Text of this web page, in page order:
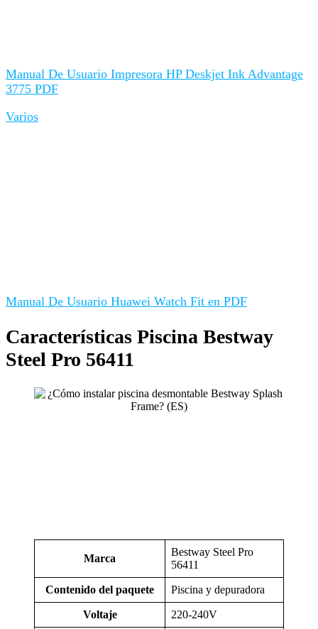
Manual De Usuario Impresora HP Deskjet Ink Advantage
3775 PDF
Varios
Manual De Usuario Huawei Watch Fit en PDF
Características Piscina Bestway
Steel Pro 56411
Marca
Bestway Steel Pro
56411
Contenido del paquete Piscina y depuradora
Voltaje 220-240V